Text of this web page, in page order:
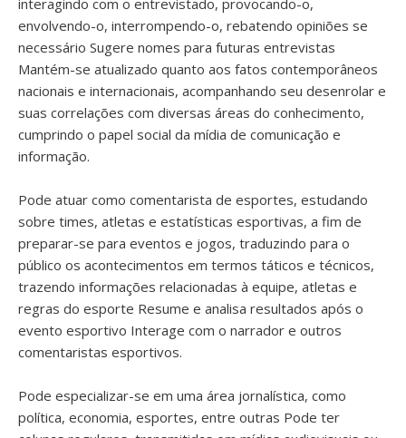
interagindo com o entrevistado, provocando-o,
envolvendo-o, interrompendo-o, rebatendo opiniões se
necessário Sugere nomes para futuras entrevistas
Mantém-se atualizado quanto aos fatos contemporâneos
nacionais e internacionais, acompanhando seu desenrolar e
suas correlações com diversas áreas do conhecimento,
cumprindo o papel social da mídia de comunicação e
informação.
Pode atuar como comentarista de esportes, estudando
sobre times, atletas e estatísticas esportivas, a fim de
preparar-se para eventos e jogos, traduzindo para o
público os acontecimentos em termos táticos e técnicos,
trazendo informações relacionadas à equipe, atletas e
regras do esporte Resume e analisa resultados após o
evento esportivo Interage com o narrador e outros
comentaristas esportivos.
Pode especializar-se em uma área jornalística, como
política, economia, esportes, entre outras Pode ter